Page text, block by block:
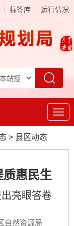
标签库 运行情况
导
> 县区动态
惠民生
亮眼答卷
自然资源局